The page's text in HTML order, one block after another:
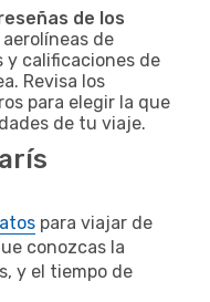
de los
de
y calificaciones de
Revisa los
para elegir la que
de tu viaje.
para viajar de
conozcas la
y el tiempo de